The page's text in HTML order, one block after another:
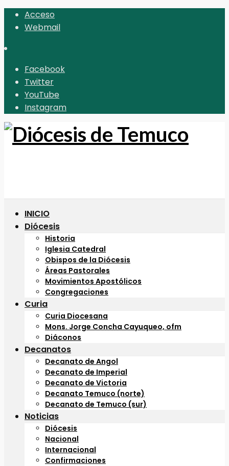
Acceso
Webmail
Facebook
Twitter
YouTube
Instagram
INICIO
Diócesis
Historia
Iglesia Catedral
Obispos de la Diócesis
Áreas Pastorales
Movimientos Apostólicos
Congregaciones
Curia
Curia Diocesana
Mons. Jorge Concha Cayuqueo, ofm
Diáconos
Decanatos
Decanato de Angol
Decanato de Imperial
Decanato de Victoria
Decanato Temuco (norte)
Decanato de Temuco (sur)
Noticias
Diócesis
Nacional
Internacional
Confirmaciones